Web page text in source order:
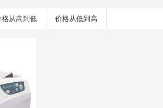
格从高到低 价格从低到高